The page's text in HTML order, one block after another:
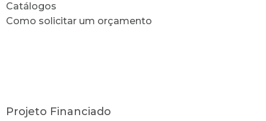
Catálogos
Como solicitar um orçamento
Projeto Financiado